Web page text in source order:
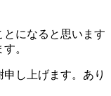
になると思います
。
し上げます。あり